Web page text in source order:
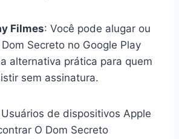
Filmes: Você pode alugar ou
Secreto no Google Play
alternativa prática para quem
sem assinatura.
de dispositivos Apple
O Dom Secreto